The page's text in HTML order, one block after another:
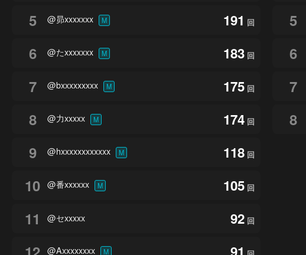
5 @昴xxxxxxx M 191 回
6 @たxxxxxxx M 183 回
7 @bxxxxxxxxx M 175 回
8 @力xxxxx M 174 回
9 @hxxxxxxxxxxxx M 118 回
10 @番xxxxxx M 105 回
11 @セxxxxx 92 回
@Axxxxxxxx M
5
6
7
8